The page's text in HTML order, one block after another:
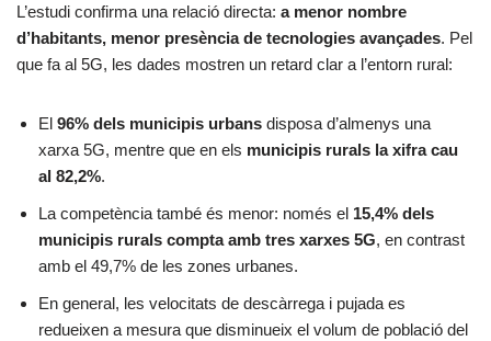
L’estudi confirma una relació directa: a menor nombre
d’habitants, menor presència de tecnologies avançades. Pel
que fa al 5G, les dades mostren un retard clar a l’entorn rural:
El 96% dels municipis urbans disposa d’almenys una
xarxa 5G, mentre que en els municipis rurals la xifra cau
al 82,2%.
La competència també és menor: només el 15,4% dels
municipis rurals compta amb tres xarxes 5G, en contrast
amb el 49,7% de les zones urbanes.
En general, les velocitats de descàrrega i pujada es
redueixen a mesura que disminueix el volum de població del